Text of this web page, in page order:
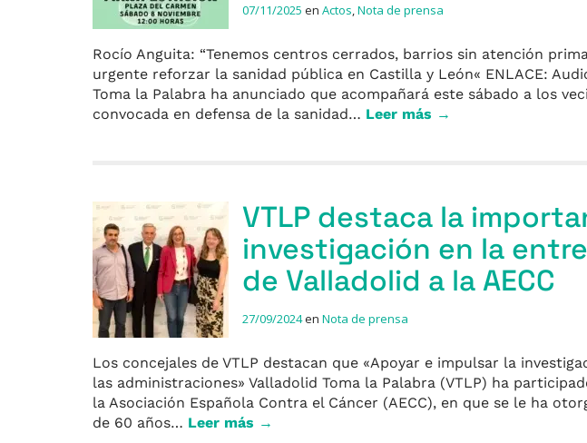
07/11/2025 en Actos,Nota de prensa
Rocío Anguita: “Tenemos centros cerrados, barrios sin atención
urgente reforzar la sanidad pública en Castilla y León« ENLACE:
Toma la Palabra ha anunciado que acompañará este sábado a los
convocada en defensa de la sanidad… Leer más →
VTLP destaca la
investigación en la
de Valladolid a la AECC
27/09/2024en Nota de prensa
Los concejales de VTLP destacan que «Apoyar e impulsar la
las administraciones» Valladolid Toma la Palabra (VTLP) ha
la Asociación Española Contra el Cáncer (AECC), en que se le ha
de 60 años… Leer más →